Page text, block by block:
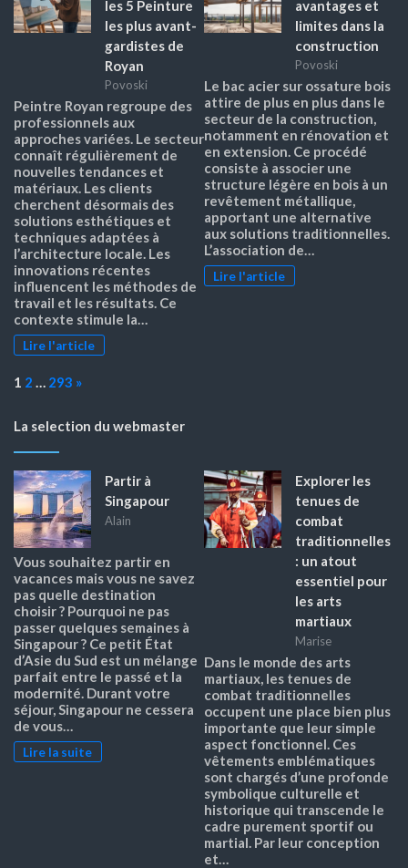
les 5 Peinture
les plus avant-
gardistes de
Royan
Povoski
Peintre Royan regroupe des
professionnels aux
approches variées. Le secteur
connaît régulièrement de
nouvelles tendances et
matériaux. Les clients
cherchent désormais des
solutions esthétiques et
techniques adaptées à
l’architecture locale. Les
innovations récentes
influencent les méthodes de
travail et les résultats. Ce
contexte stimule la…
Lire l'article
avantages et
limites dans la
construction
Povoski
Le bac acier sur ossature bois
attire de plus en plus dans le
secteur de la construction,
notamment en rénovation et
en extension. Ce procédé
consiste à associer une
structure légère en bois à un
revêtement métallique,
apportant une alternative
aux solutions traditionnelles.
L’association de…
Lire l'article
Page:
1 2 … 293 Next
»
La selection du webmaster
Partir à
Singapour
Alain
Vous souhaitez partir en
vacances mais vous ne savez
pas quelle destination
choisir ? Pourquoi ne pas
passer quelques semaines à
Singapour ? Ce petit État
d’Asie du Sud est un mélange
parfait entre le passé et la
modernité. Durant votre
séjour, Singapour ne cessera
de vous…
Lire la suite
Explorer les
tenues de
combat
traditionnelles
: un atout
essentiel pour
les arts
martiaux
Marise
Dans le monde des arts
martiaux, les tenues de
combat traditionnelles
occupent une place bien plus
importante que leur simple
aspect fonctionnel. Ces
vêtements emblématiques
sont chargés d’une profonde
symbolique culturelle et
historique qui transcende le
cadre purement sportif ou
martial. Par leur conception
et…